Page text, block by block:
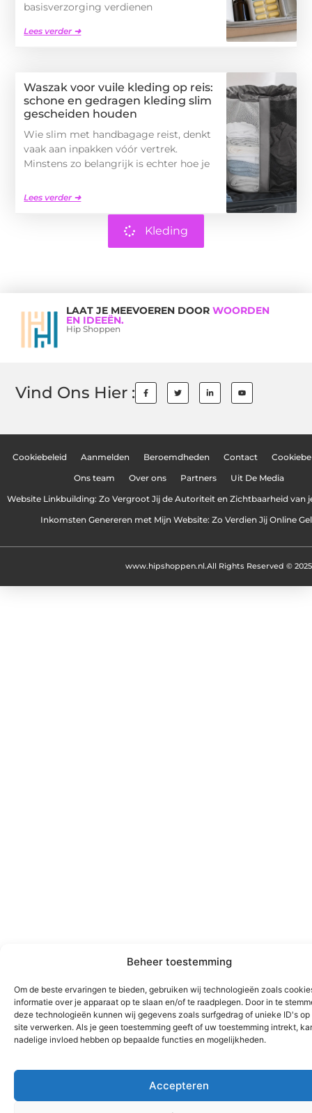
Beheer toestemming
Om de beste ervaringen te bieden, gebruiken wij technologieën zoals
informatie over je apparaat op te slaan en/of te raadplegen. Door in te
deze technologieën kunnen wij gegevens zoals surfgedrag of unieke ID's op
site verwerken. Als je geen toestemming geeft of uw toestemming intrekt,
nadelige invloed hebben op bepaalde functies en mogelijkheden.
Accepteren
basisverzorging verdienen
Lees verder ➜
Waszak voor vuile kleding op reis:
schone en gedragen kleding slim
gescheiden houden
Wie slim met handbagage reist, denkt
vaak aan inpakken vóór vertrek.
Minstens zo belangrijk is echter hoe je
Lees verder ➜
Kleding
LAAT JE MEEVOEREN DOOR WOORDEN
EN IDEEËN.
Hip Shoppen
Vind Ons Hier :
Cookiebeleid Aanmelden Beroemdheden Contact
Ons team Over ons Partners Uit De Media
Website Linkbuilding: Zo Vergroot Jij de Autoriteit en Zichtbaarheid van
Inkomsten Genereren met Mijn Website: Zo Verdien Jij Online
All Rights Reserved © 2025
www.hipshoppen.nl.